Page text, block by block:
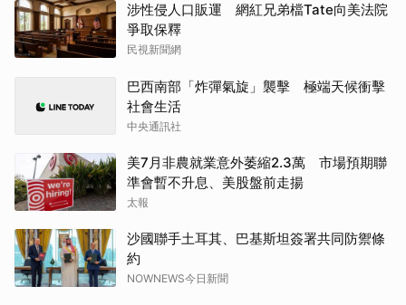
涉性侵人口販運 網紅兄弟檔Tate向美法院
爭取保釋
民視新聞網
巴西南部「炸彈氣旋」襲擊 極端天候衝擊
社會生活
中央通訊社
美7月非農就業意外萎縮2.3萬 市場預期聯
準會暫不升息、美股盤前走揚
太報
沙國聯手土耳其、巴基斯坦簽署共同防禦條
約
NOWNEWS今日新聞